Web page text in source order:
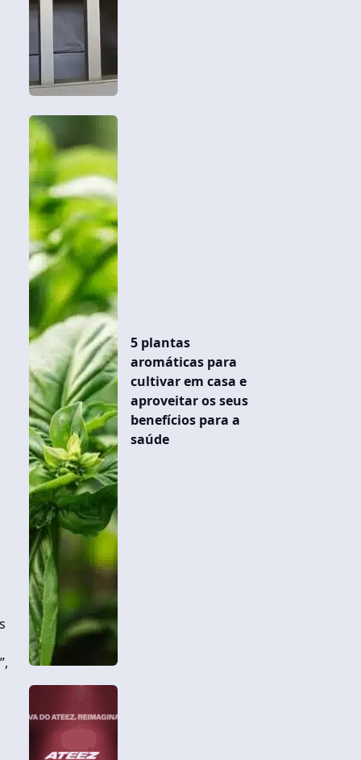
5 plantas
aromáticas para
cultivar em casa e
aproveitar os seus
benefícios para a
saúde